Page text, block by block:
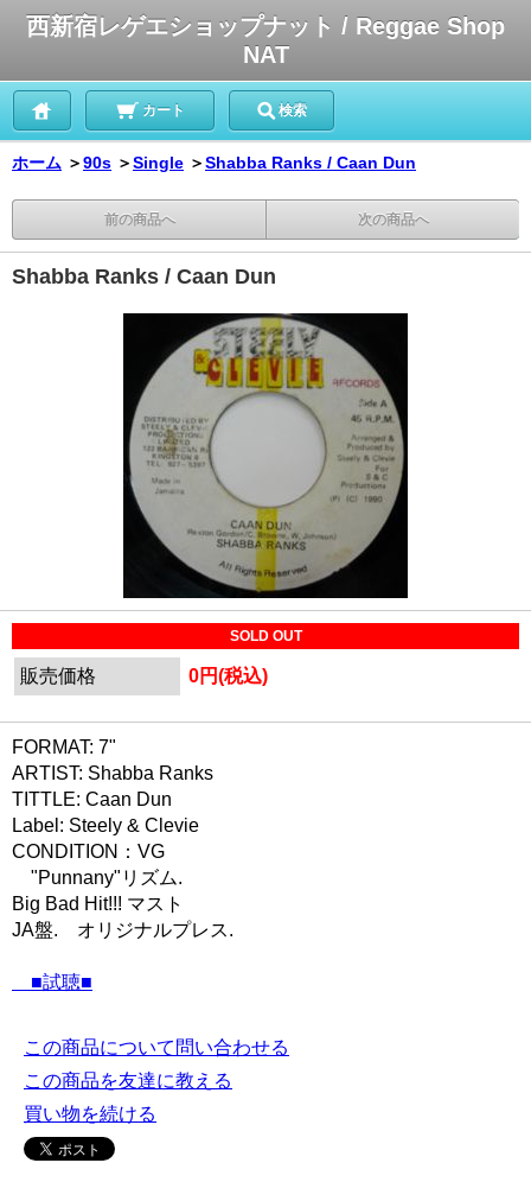
西新宿レゲエショップナット / Reggae Shop
NAT
カート 検索
ホーム ＞90s ＞Single ＞Shabba Ranks / Caan Dun
前の商品へ 次の商品へ
Shabba Ranks / Caan Dun
SOLD OUT
販売価格 0円(税込)
FORMAT: 7"
ARTIST: Shabba Ranks
TITTLE: Caan Dun
Label: Steely & Clevie
CONDITION：VG
"Punnany"リズム.
Big Bad Hit!!! マスト
JA盤. オリジナルプレス.
■試聴■
この商品について問い合わせる
この商品を友達に教える
買い物を続ける